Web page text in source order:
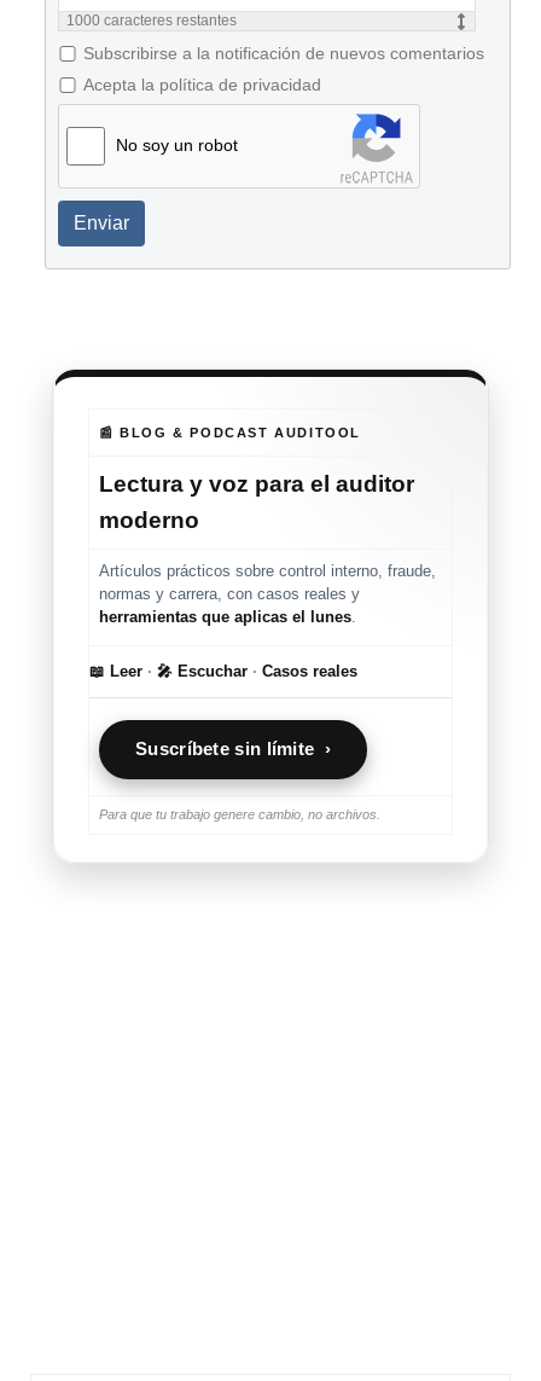
1000 caracteres restantes
Subscribirse a la notificación de nuevos comentarios
Acepta la política de privacidad
No soy un robot
Enviar
📰 BLOG & PODCAST AUDITOOL
Lectura y voz para el auditor
moderno
Artículos prácticos sobre control interno, fraude,
normas y carrera, con casos reales y
herramientas que aplicas el lunes.
📖 Leer · 🎤 Escuchar · Casos reales
Suscríbete sin límite ›
Para que tu trabajo genere cambio, no archivos.